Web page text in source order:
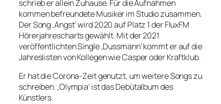
schrieb er allein Zuhause. Für die Aufnahmen
kommen befreundete Musiker im Studio zusammen.
Der Song ‚Angst‘ wird 2020 auf Platz 1 der FluxFM
Hörerjahrescharts gewählt. Mit der 2021
veröffentlichten Single ‚Dussmann‘ kommt er auf die
Jahreslisten von Kollegen wie Casper oder Kraftklub.
Er hat die Corona-Zeit genutzt, um weitere Songs zu
schreiben. ‚Olympia‘ ist das Debütalbum des
Künstlers.